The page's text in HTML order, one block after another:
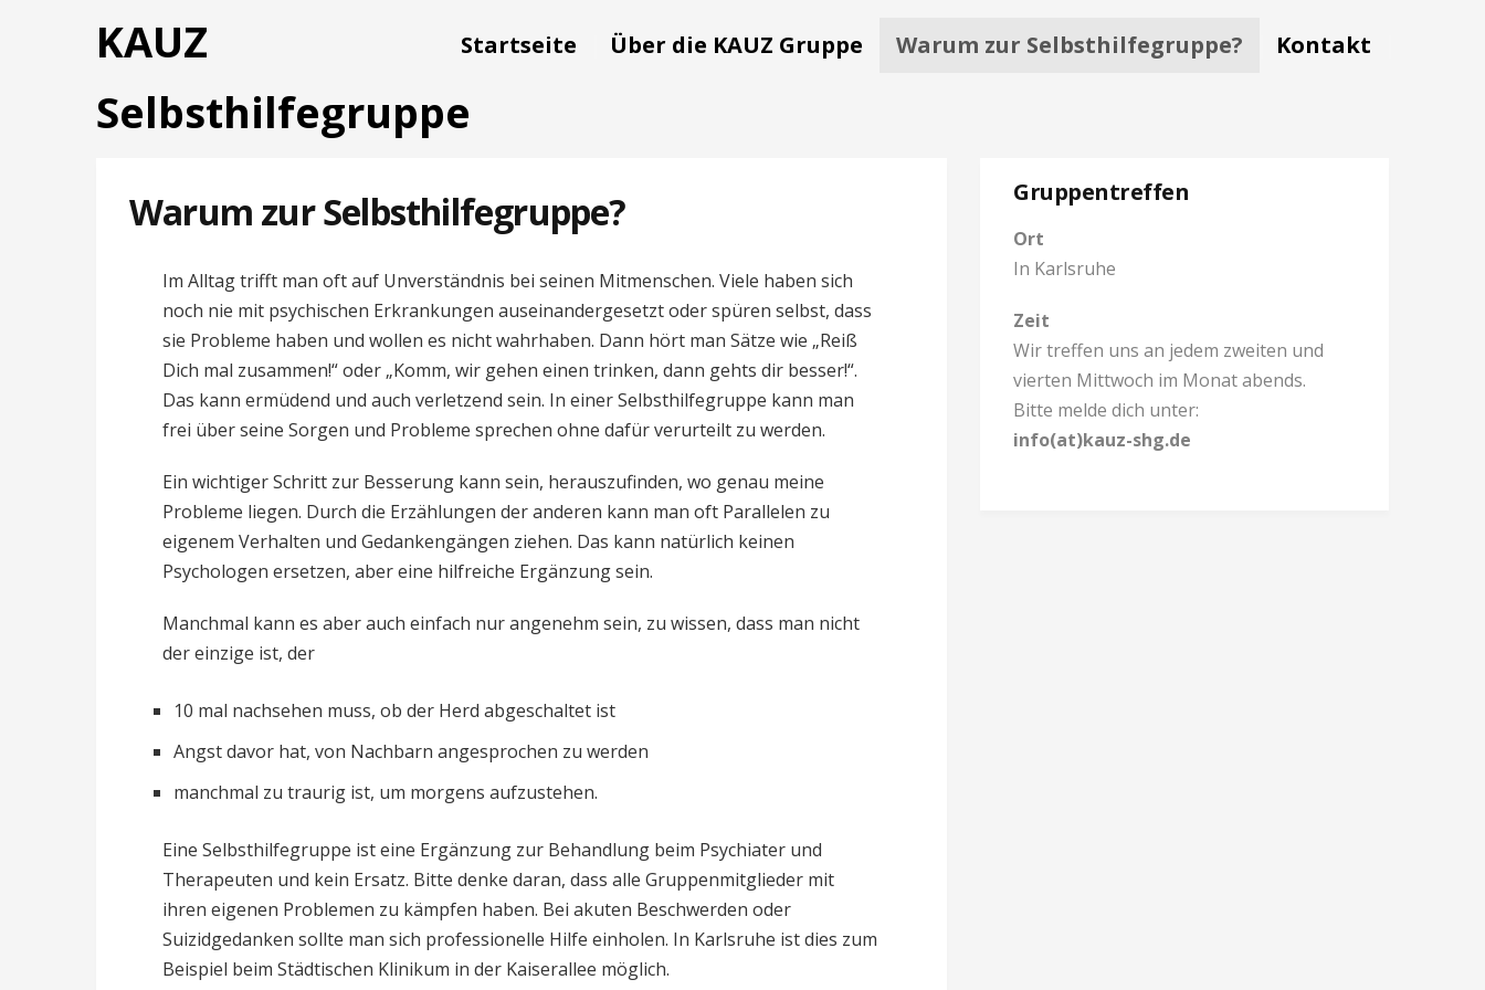
KAUZ
Selbsthilfegruppe
Startseite Über die KAUZ Gruppe Warum zur Selbsthilfegruppe? Kontakt
Warum zur Selbsthilfegruppe?
Im Alltag trifft man oft auf Unverständnis bei seinen Mitmenschen. Viele haben sich
noch nie mit psychischen Erkrankungen auseinandergesetzt oder spüren selbst, dass
sie Probleme haben und wollen es nicht wahrhaben. Dann hört man Sätze wie „Reiß
Dich mal zusammen!“ oder „Komm, wir gehen einen trinken, dann gehts dir besser!“.
Das kann ermüdend und auch verletzend sein. In einer Selbsthilfegruppe kann man
frei über seine Sorgen und Probleme sprechen ohne dafür verurteilt zu werden.
Ein wichtiger Schritt zur Besserung kann sein, herauszufinden, wo genau meine
Probleme liegen. Durch die Erzählungen der anderen kann man oft Parallelen zu
eigenem Verhalten und Gedankengängen ziehen. Das kann natürlich keinen
Psychologen ersetzen, aber eine hilfreiche Ergänzung sein.
Manchmal kann es aber auch einfach nur angenehm sein, zu wissen, dass man nicht
der einzige ist, der
10 mal nachsehen muss, ob der Herd abgeschaltet ist
Angst davor hat, von Nachbarn angesprochen zu werden
manchmal zu traurig ist, um morgens aufzustehen.
Eine Selbsthilfegruppe ist eine Ergänzung zur Behandlung beim Psychiater und
Therapeuten und kein Ersatz. Bitte denke daran, dass alle Gruppenmitglieder mit
ihren eigenen Problemen zu kämpfen haben. Bei akuten Beschwerden oder
Suizidgedanken sollte man sich professionelle Hilfe einholen. In Karlsruhe ist dies zum
Beispiel beim Städtischen Klinikum in der Kaiserallee möglich.
Gruppentreffen
Ort
In Karlsruhe
Zeit
Wir treffen uns an jedem zweiten und
vierten Mittwoch im Monat abends.
Bitte melde dich unter:
info(at)kauz-shg.de